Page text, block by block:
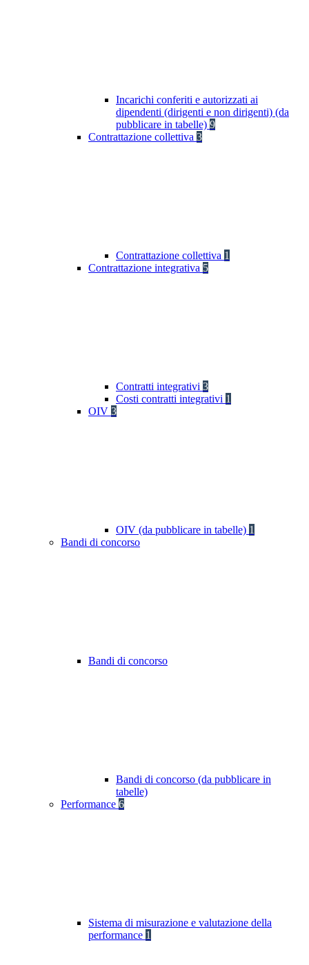
Incarichi conferiti e autorizzati ai
dipendenti (dirigenti e non dirigenti) (da
pubblicare in tabelle) 9
Contrattazione collettiva 3
Contrattazione collettiva 1
Contrattazione integrativa 5
Contratti integrativi 3
Costi contratti integrativi 1
OIV 3
OIV (da pubblicare in tabelle) 1
Bandi di concorso
Bandi di concorso
Bandi di concorso (da pubblicare in
tabelle)
Performance 6
Sistema di misurazione e valutazione della
performance 1